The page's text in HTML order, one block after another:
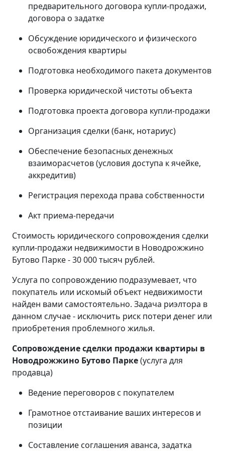
предварительного договора купли-продажи,
договора о задатке
Обсуждение юридического и физического
освобождения квартиры
Подготовка необходимого пакета документов
Проверка юридической чистоты объекта
Подготовка проекта договора купли-продажи
Организация сделки (банк, нотариус)
Обеспечение безопасных денежных
взаиморасчетов (условия доступа к ячейке,
аккредитив)
Регистрация перехода права собственности
Акт приема-передачи
Стоимость юридического сопровождения сделки
купли-продажи недвижимости в Новодрожжино
Бутово Парке - 30 000 тысяч рублей.
Услуга по сопровождению подразумевает, что
покупатель или искомый объект недвижимости
найден вами самостоятельно. Задача риэлтора в
данном случае - исключить риск потери денег или
приобретения проблемного жилья.
Сопровождение сделки продажи квартиры в
Новодрожжино Бутово Парке(услуга для
продавца)
Ведение переговоров с покупателем
Грамотное отстаивание ваших интересов и
позиции
Составление соглашения аванса, задатка